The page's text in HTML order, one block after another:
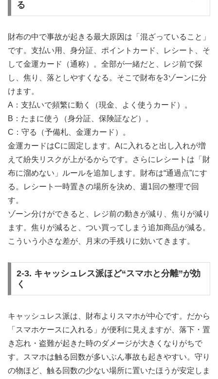
る
財布の中で事故が起きる最大原因は「混ざっていること」
です。支払い用、身分証、ポイントカード、レシート、そ
して金運カード（通称）。全部が一緒だと、レジ前で探
し、焦り、落としやすくなる。そこで財布を3ゾーンに分
けます。
A：支払いで頻繁に動く（現金、よく使うカード）。
B：たまに使う（身分証、保険証など）。
C：守る（予備札、金運カード）。
金運カードはCに固定します。Aに入れると出し入れが増
えて紛失リスクが上がるからです。さらにレシートは「財
布に溜めない」ルールを追加します。財布は“通過点”にす
る。レシート一時置きの場所を決め、週1回の整理で回
す。
ゾーン分けができると、レジ前の動きが減り、焦りが減り
ます。焦りが減ると、つい買ってしまう追加商品が減る。
こういう小さな差が、月末の手残りに効いてきます。
2-3. キャッシュレス派ほど“スマホと分離”が効
く
キャッシュレス派は、財布よりスマホが中心です。だから
「スマホケースに入れる」が便利に見えますが、落下・置
き忘れ・盗難が起きた時のダメージが大きくなりがちで
す。スマホは触る回数が多いぶん事故も起きやすい。守り
の物ほど、触る回数の少ない場所に置いたほうが安定しま